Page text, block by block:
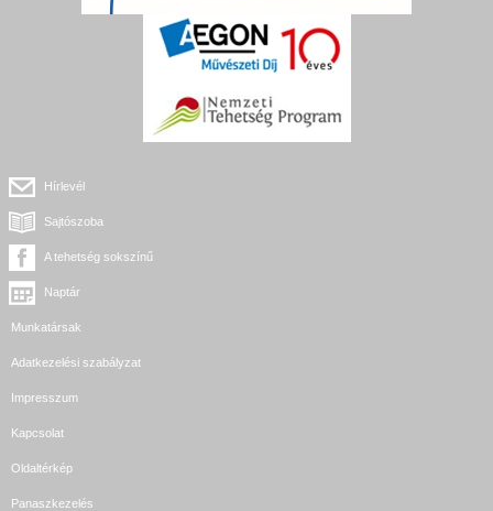
Hírlevél
Sajtószoba
A tehetség sokszínű
Naptár
Munkatársak
Adatkezelési szabályzat
Impresszum
Kapcsolat
Oldaltérkép
Panaszkezelés